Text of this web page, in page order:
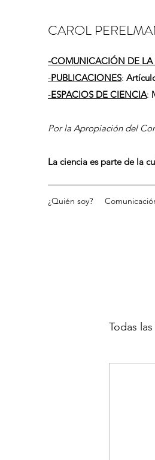
CAROL
-COMUNICACIÓN DE LA
-PUBLICACIONES:
-ESPACIOS DE CIENCIA:
Por la Apropiación del
La ciencia es parte de la
¿Quién soy?
Todas